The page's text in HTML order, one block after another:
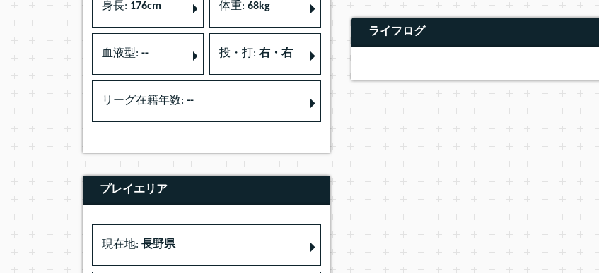
身長: 176cm 体重: 68kg
血液型: -- 投・打: 右・右
リーグ在籍年数: --
プレイエリア
現在地: 長野県
ライフログ